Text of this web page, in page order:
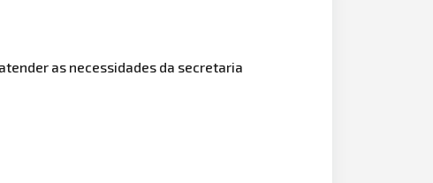
as necessidades da secretaria